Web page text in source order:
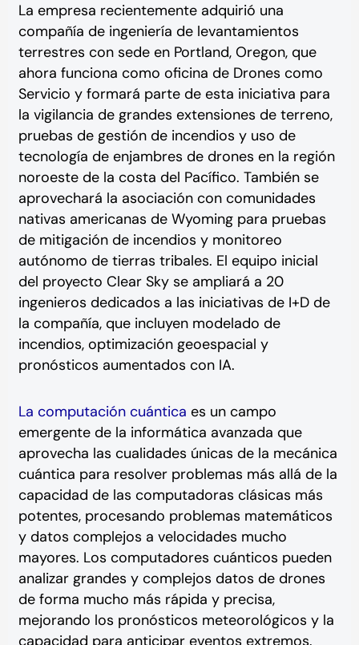
La empresa recientemente adquirió una
compañía de ingeniería de levantamientos
terrestres con sede en Portland, Oregon, que
ahora funciona como oficina de Drones como
Servicio y formará parte de esta iniciativa para
la vigilancia de grandes extensiones de terreno,
pruebas de gestión de incendios y uso de
tecnología de enjambres de drones en la región
noroeste de la costa del Pacífico. También se
aprovechará la asociación con comunidades
nativas americanas de Wyoming para pruebas
de mitigación de incendios y monitoreo
autónomo de tierras tribales. El equipo inicial
del proyecto Clear Sky se ampliará a 20
ingenieros dedicados a las iniciativas de I+D de
la compañía, que incluyen modelado de
incendios, optimización geoespacial y
pronósticos aumentados con IA.
La computación cuántica es un campo
emergente de la informática avanzada que
aprovecha las cualidades únicas de la mecánica
cuántica para resolver problemas más allá de la
capacidad de las computadoras clásicas más
potentes, procesando problemas matemáticos
y datos complejos a velocidades mucho
mayores. Los computadores cuánticos pueden
analizar grandes y complejos datos de drones
de forma mucho más rápida y precisa,
mejorando los pronósticos meteorológicos y la
capacidad para anticipar eventos extremos.